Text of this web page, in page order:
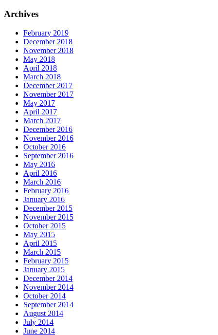
Archives
February 2019
December 2018
November 2018
May 2018
April 2018
March 2018
December 2017
November 2017
May 2017
April 2017
March 2017
December 2016
November 2016
October 2016
September 2016
May 2016
April 2016
March 2016
February 2016
January 2016
December 2015
November 2015
October 2015
May 2015
April 2015
March 2015
February 2015
January 2015
December 2014
November 2014
October 2014
September 2014
August 2014
July 2014
June 2014